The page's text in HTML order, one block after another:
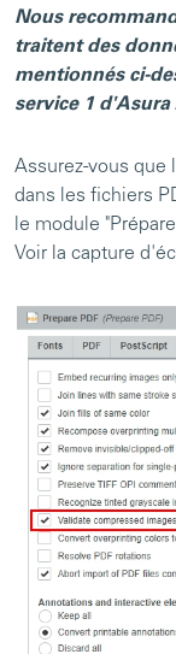
Nous
traitent des
mentionnés ci-
service 1 d'Asura
Assurez-vous que
dans les fichiers
le module
Voir la capture